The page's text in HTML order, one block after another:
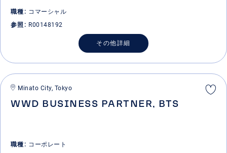
職種 コマーシャル
参照
R00148192
その他詳細
WWD BUSINESS PARTNER, BTS
Minato City, Tokyo
職種 コーポレート